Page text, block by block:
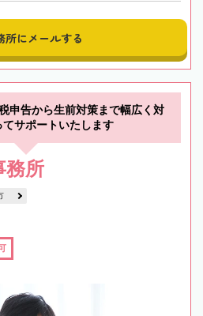
所にメールする
申告から生前対策まで幅広く対
サポートいたします
務所